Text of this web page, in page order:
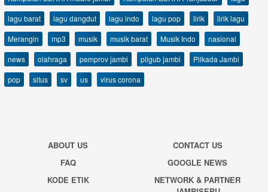
lagu barat
lagu dangdut lagu indo lagu pop lirik
lirik lagu
Merangin
mp3 musik musik barat Musik Indo
nasional
news
olahraga pemprov jambi pilgub jambi
Pilkada Jambi
pop
situs sv us virus corona
ABOUT US
CONTACT US
FAQ
GOOGLE NEWS
KODE ETIK
NETWORK & PARTNER